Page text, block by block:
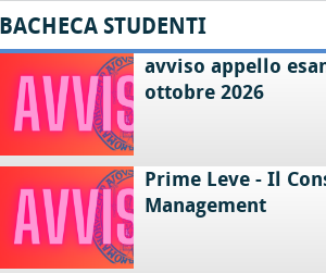
BACHECA STUDENTI
avviso appello
ottobre 2026
Prime Leve - Il
Management